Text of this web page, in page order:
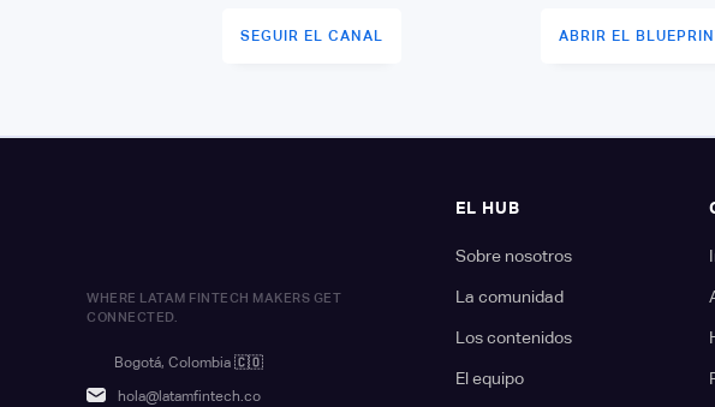
SEGUIR EL CANAL ABRIR EL
WHERE LATAM FINTECH MAKERS GET
CONNECTED.
Bogotá, Colombia 🇨🇴
hola@latamfintech.co
EL HUB
Sobre nosotros
La comunidad
Los contenidos
El equipo